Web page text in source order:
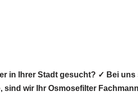
in Ihrer Stadt gesucht? ✓ Bei
wir Ihr Osmosefilter